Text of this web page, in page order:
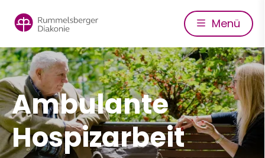
zum
Inhalt
Menü
Ambulante
Hospizarbeit